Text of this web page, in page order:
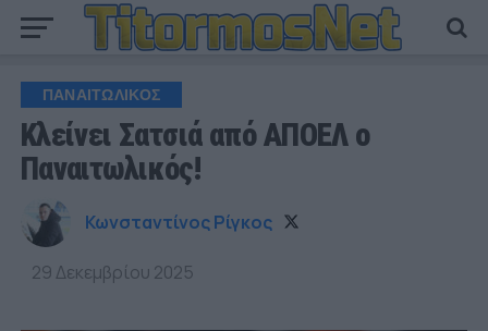
ΠΑΝΑΙΤΩΛΙΚΟΣ
Κλείνει Σατσιά από ΑΠΟΕΛ ο
Παναιτωλικός!
Κωνσταντίνος Ρίγκος
29 Δεκεμβρίου 2025